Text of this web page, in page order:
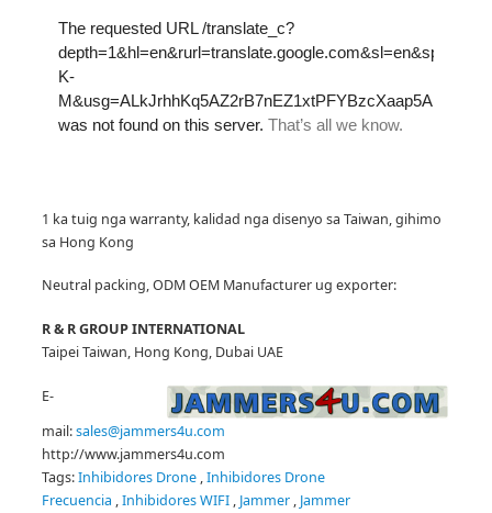
1 ka tuig nga warranty, kalidad nga disenyo sa Taiwan, gihimo
sa Hong Kong
Neutral packing, ODM OEM Manufacturer ug exporter:
R & R GROUP INTERNATIONAL
Taipei Taiwan, Hong Kong, Dubai UAE
E-
mail:sales@jammers4u.com
http://www.jammers4u.com
Tags:Inhibidores Drone,Inhibidores Drone
Frecuencia ,Inhibidores WIFI, Jammer, Jammer